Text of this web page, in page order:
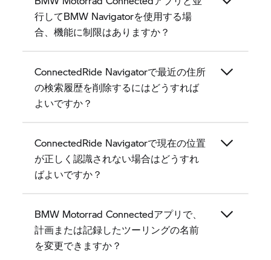
行してBMW Navigatorを使用する場
合、機能に制限はありますか？
ConnectedRide Navigatorで最近の住所
の検索履歴を削除するにはどうすれば
よいですか？
ConnectedRide Navigatorで現在の位置
が正しく認識されない場合はどうすれ
ばよいですか？
BMW Motorrad Connectedアプリで、
計画または記録したツーリングの名前
を変更できますか？